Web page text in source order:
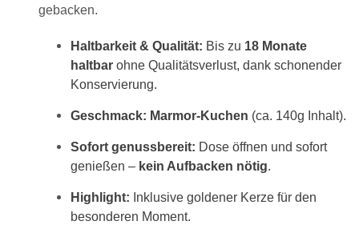
gebacken.
Haltbarkeit & Qualität: Bis zu 18 Monate
haltbar ohne Qualitätsverlust, dank schonender
Konservierung.
Geschmack: Marmor-Kuchen (ca. 140g Inhalt).
Sofort genussbereit: Dose öffnen und sofort
genießen – kein Aufbacken nötig.
Highlight: Inklusive goldener Kerze für den
besonderen Moment.